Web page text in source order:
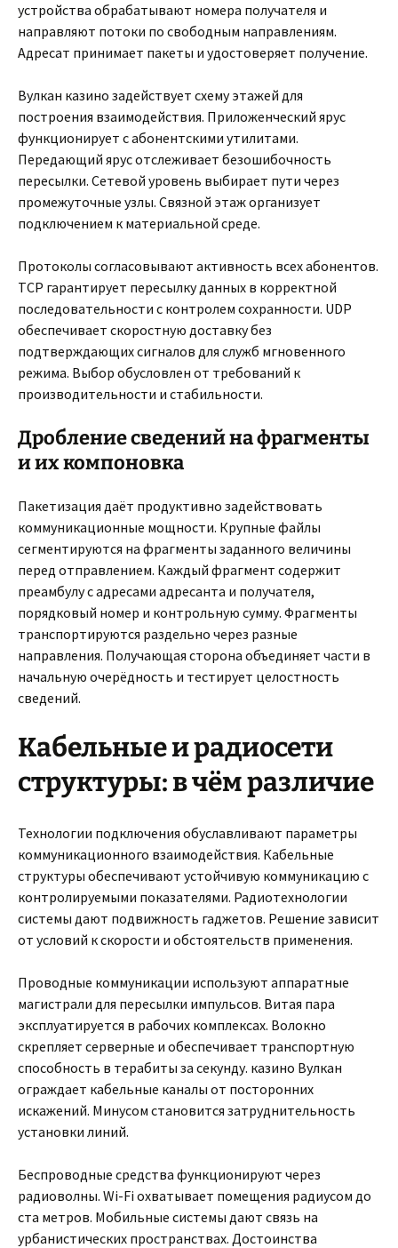
устройства обрабатывают номера получателя и
направляют потоки по свободным направлениям.
Адресат принимает пакеты и удостоверяет получение.
Вулкан казино задействует схему этажей для
построения взаимодействия. Приложенческий ярус
функционирует с абонентскими утилитами.
Передающий ярус отслеживает безошибочность
пересылки. Сетевой уровень выбирает пути через
промежуточные узлы. Связной этаж организует
подключением к материальной среде.
Протоколы согласовывают активность всех абонентов.
TCP гарантирует пересылку данных в корректной
последовательности с контролем сохранности. UDP
обеспечивает скоростную доставку без
подтверждающих сигналов для служб мгновенного
режима. Выбор обусловлен от требований к
производительности и стабильности.
Дробление сведений на фрагменты
и их компоновка
Пакетизация даёт продуктивно задействовать
коммуникационные мощности. Крупные файлы
сегментируются на фрагменты заданного величины
перед отправлением. Каждый фрагмент содержит
преамбулу с адресами адресанта и получателя,
порядковый номер и контрольную сумму. Фрагменты
транспортируются раздельно через разные
направления. Получающая сторона объединяет части в
начальную очерёдность и тестирует целостность
сведений.
Кабельные и радиосети
структуры: в чём различие
Технологии подключения обуславливают параметры
коммуникационного взаимодействия. Кабельные
структуры обеспечивают устойчивую коммуникацию с
контролируемыми показателями. Радиотехнологии
системы дают подвижность гаджетов. Решение зависит
от условий к скорости и обстоятельств применения.
Проводные коммуникации используют аппаратные
магистрали для пересылки импульсов. Витая пара
эксплуатируется в рабочих комплексах. Волокно
скрепляет серверные и обеспечивает транспортную
способность в терабиты за секунду. казино Вулкан
ограждает кабельные каналы от посторонних
искажений. Минусом становится затруднительность
установки линий.
Беспроводные средства функционируют через
радиоволны. Wi-Fi охватывает помещения радиусом до
ста метров. Мобильные системы дают связь на
урбанистических пространствах. Достоинства